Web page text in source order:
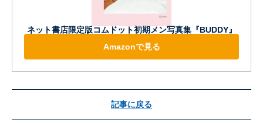
ネット書店限定版コムドット初期メン写真集『BUDDY』
Amazonで見る
記事に戻る